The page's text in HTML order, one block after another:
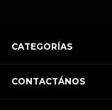
CATEGORÍAS
CONTACTÁNOS